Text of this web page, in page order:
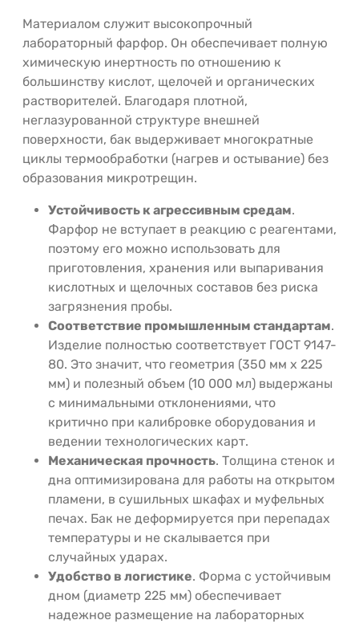
Материалом служит высокопрочный
лабораторный фарфор. Он обеспечивает полную
химическую инертность по отношению к
большинству кислот, щелочей и органических
растворителей. Благодаря плотной,
неглазурованной структуре внешней
поверхности, бак выдерживает многократные
циклы термообработки (нагрев и остывание) без
образования микротрещин.
Устойчивость к агрессивным средам.
Фарфор не вступает в реакцию с реагентами,
поэтому его можно использовать для
приготовления, хранения или выпаривания
кислотных и щелочных составов без риска
загрязнения пробы.
Соответствие промышленным стандартам.
Изделие полностью соответствует ГОСТ 9147-
80. Это значит, что геометрия (350 мм х 225
мм) и полезный объем (10 000 мл) выдержаны
с минимальными отклонениями, что
критично при калибровке оборудования и
ведении технологических карт.
Механическая прочность. Толщина стенок и
дна оптимизирована для работы на открытом
пламени, в сушильных шкафах и муфельных
печах. Бак не деформируется при перепадах
температуры и не скалывается при
случайных ударах.
Удобство в логистике. Форма с устойчивым
дном (диаметр 225 мм) обеспечивает
надежное размещение на лабораторных